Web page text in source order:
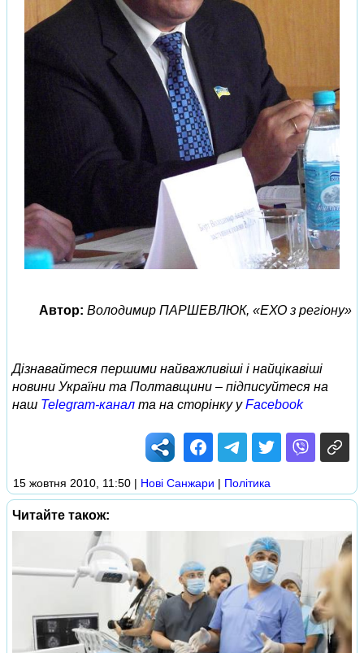
Автор: Володимир ПАРШЕВЛЮК, «ЕХО з регіону»
Дізнавайтеся першими найважливіші і найцікавіші
новини України та Полтавщини – підписуйтеся на
наш Telegram-канал та на сторінку уFacebook
15 жовтня 2010, 11:50 | Нові Cанжари | Політика
Читайте також: